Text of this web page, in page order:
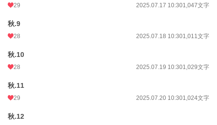
29 2025.07.17 10:301,047文字
秋.9
28 2025.07.18 10:301,011文字
秋.10
28 2025.07.19 10:301,029文字
秋.11
29 2025.07.20 10:301,024文字
秋.12